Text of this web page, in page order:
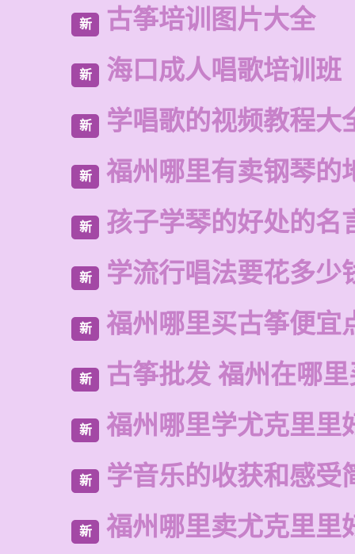
新 古筝培训图片大全
新 海口成人唱歌培训班
新 学唱歌的视频教程大
新 福州哪里有卖钢琴的
新 孩子学琴的好处的名
新 学流行唱法要花多少
新 福州哪里买古筝便宜
新 古筝批发 福州在哪
新 福州哪里学尤克里里
新 学音乐的收获和感受
新 福州哪里卖尤克里里